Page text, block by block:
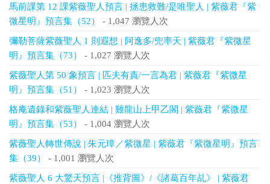
馬前課第 12 課紫薇聖人預言 | 拯患救難/是唯聖人 | 紫薇君『紫
微星明』預言集（52）
- 1,047 瀏覽人次
彌勒菩薩紫薇聖人 1 則遐想 | 阿逸多/兜率天 | 紫薇君『紫微星
明』預言集（73）
- 1,027 瀏覽人次
紫薇聖人第 50 象預言 | 匹夫有責/一言為君 | 紫薇君『紫微星
明』預言集（51）
- 1,023 瀏覽人次
格庵遺錄和紫薇聖人連結 | 雞龍山上甲乙閣 | 紫薇君『紫微星
明』預言集（53）
- 1,004 瀏覽人次
紫薇聖人轉世傳說 | 朱元璋／紫微星 | 紫薇君『紫微星明』預言
集（39）
- 1,001 瀏覽人次
紫薇聖人 6 大驚天預言 |《推背圖》/《諸葛百年乩》 | 紫薇君